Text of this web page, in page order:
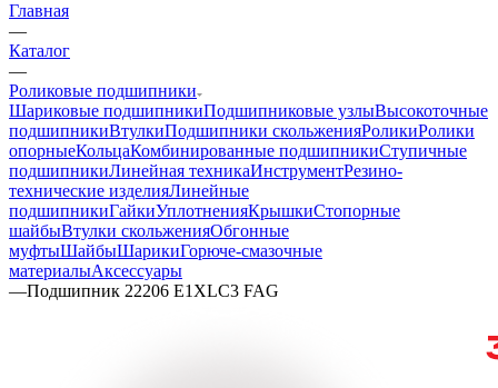
Главная
—
Каталог
—
Роликовые подшипники
Шариковые подшипникиПодшипниковые узлыВысокоточные
подшипникиВтулкиПодшипники скольженияРоликиРолики
опорныеКольцаКомбинированные подшипникиСтупичные
подшипникиЛинейная техникаИнструментРезино-
технические изделияЛинейные
подшипникиГайкиУплотненияКрышкиСтопорные
шайбыВтулки скольженияОбгонные
муфтыШайбыШарикиГорюче-смазочные
материалыАксессуары
—Подшипник 22206 E1XLC3 FAG